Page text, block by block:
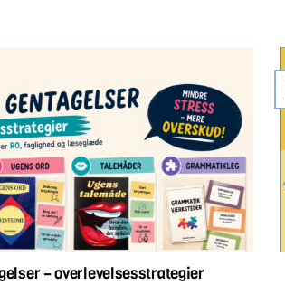
– overlevelsesstrategier